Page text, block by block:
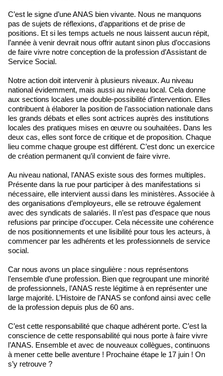
C’est le signe d’une ANAS bien vivante. Nous ne manquons
pas de sujets de réflexions, d’apparitions et de prise de
positions. Et si les temps actuels ne nous laissent aucun répit,
l’année à venir devrait nous offrir autant sinon plus d’occasions
de faire vivre notre conception de la profession d’Assistant de
Service Social.
Notre action doit intervenir à plusieurs niveaux. Au niveau
national évidemment, mais aussi au niveau local. Cela donne
aux sections locales une double-possibilité d’intervention. Elles
contribuent à élaborer la position de l’association nationale dans
les grands débats et elles sont actrices auprès des institutions
locales des pratiques mises en œuvre ou souhaitées. Dans les
deux cas, elles sont force de critique et de proposition. Chaque
lieu comme chaque groupe est différent. C’est donc un exercice
de création permanent qu’il convient de faire vivre.
Au niveau national, l’ANAS existe sous des formes multiples.
Présente dans la rue pour participer à des manifestations si
nécessaire, elle intervient aussi dans les ministères. Associée à
des organisations d’employeurs, elle se retrouve également
avec des syndicats de salariés. Il n’est pas d’espace que nous
refusions par principe d’occuper. Cela nécessite une cohérence
de nos positionnements et une lisibilité pour tous les acteurs, à
commencer par les adhérents et les professionnels de service
social.
Car nous avons un place singulière : nous représentons
l’ensemble d’une profession. Bien que regroupant une minorité
de professionnels, l’ANAS reste légitime à en représenter une
large majorité. L’Histoire de l’ANAS se confond ainsi avec celle
de la profession depuis plus de 60 ans.
C’est cette responsabilité que chaque adhérent porte. C’est la
conscience de cette responsabilité qui nous porte à faire vivre
l’ANAS. Ensemble et avec de nouveaux collègues, continuons
à mener cette belle aventure ! Prochaine étape le 17 juin ! On
s’y retrouve ?